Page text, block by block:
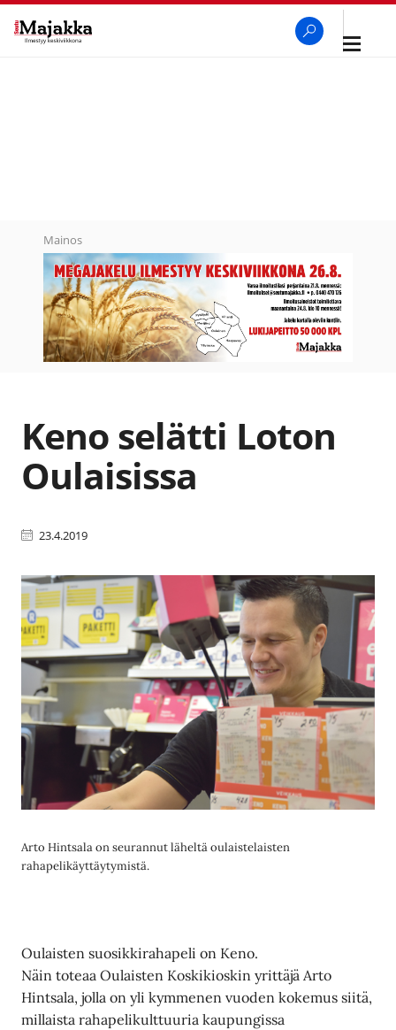
Avaa
Mainos
Keno selätti Loton
Oulaisissa
23.4.2019
Arto Hintsala on seurannut läheltä oulaistelaisten
rahapelikäyttäytymistä.
Oulaisten suosikkirahapeli on Keno.
Näin toteaa Oulaisten Koskikioskin yrittäjä Arto
Hintsala, jolla on yli kymmenen vuoden kokemus siitä,
millaista rahapelikulttuuria kaupungissa